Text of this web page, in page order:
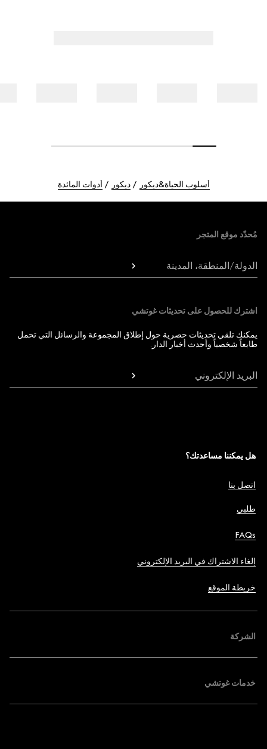
أسلوب الحياة&ديكور ديكور أدوات المائدة
مُحدّد موقع المتجر
الدولة/المنطقة، المدينة
اشترك للحصول على تحديثات غوتشي
يمكنك تلقي تحديثات حصرية حول إطلاق المجموعة والرسائل التي تحمل
طابعاً شخصياً وأحدث أخبار الدار.
البريد الإلكتروني
هل يمكننا مساعدتك؟
اتصل بنا
طلبي
FAQs
إلغاء الاشتراك في البريد الإلكتروني
خريطة الموقع
الشركة
خدمات غوتشي